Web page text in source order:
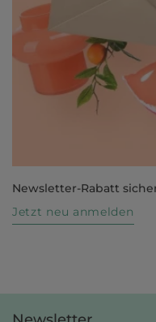
Newsletter-Rabatt
Jetzt neu anmelden